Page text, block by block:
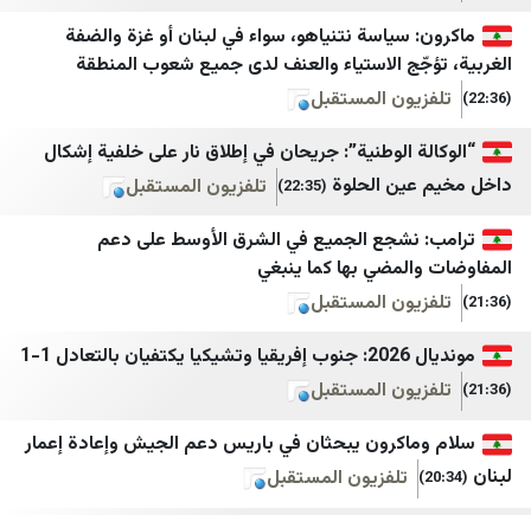
البديل
تفاصيل
اساس ميديا
بالمباشر
VTV Lebanon
حكي موزون
طيون
Roula Nasr
سالم زهران
Mona Succar Labaky
لبنان الكبير
فرید مدرسی
مجله اینترنتی برترین
مرکز اسناد انقلاب اسلامی
مسیح علی‌نژاد
خبر فوری newscenter
هرانا
نتنياهو، سواء في لبنان أو غزة والضفة
الاستياء والعنف لدى جميع شعوب المنطقة
المستقبل
الوطنية”: جريحان في إطلاق نار على خلفية إشكال
الحلوة (22:35)
تلفزيون المستقبل
الجميع في الشرق الأوسط على دعم
بها كما ينبغي
المستقبل
المستقبل
يبحثان في باريس دعم الجيش وإعادة إعمار
تلفزيون المستقبل